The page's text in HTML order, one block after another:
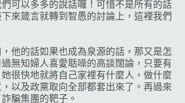
可以多多的說話囉！可惜不是所有的話
來箴言就轉到智愚的討論上，這裡我們
他的話如果也成為泉源的話，那又是怎
無知婦人喜愛聒噪的高談闊論，只要有
很快地就將自己家裡有什麼人，做什麼
以及政黨取向全部都套出來了。再過來
騙集團的靶子。